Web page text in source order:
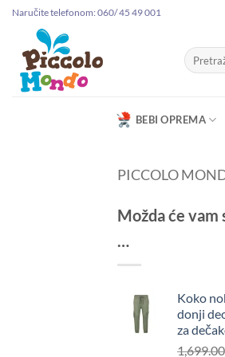
Preskoči
sadržaj
Naručite telefonom: 060/ 45 49 001
Pretraga
za:
BEBI OPREMA
PICCOLO
Možda će vam
…
Koko
donji
za